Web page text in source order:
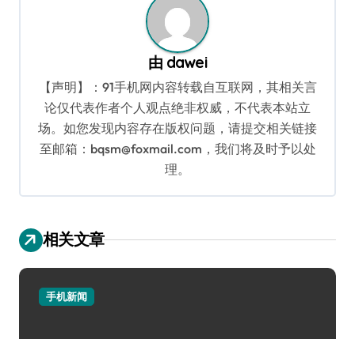
由 dawei
【声明】：91手机网内容转载自互联网，其相关言
论仅代表作者个人观点绝非权威，不代表本站立
场。如您发现内容存在版权问题，请提交相关链接
至邮箱：bqsm@foxmail.com，我们将及时予以处
理。
相关文章
手机新闻